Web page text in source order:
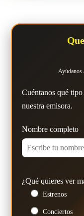
Ayúdanos
Cuéntanos qué
nuestra emisora.
Nombre completo
¿Qué quieres ver
Estrenos
Conciertos